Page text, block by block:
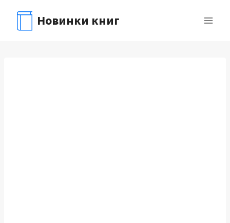
содержимому
Новинки книг